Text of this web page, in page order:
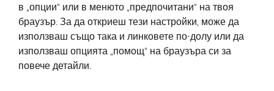
в „опции“ или в менюто „предпочитани“ на твоя
браузър. За да откриеш тези настройки, може да
използваш също така и линковете по-долу или да
използваш опцията „помощ“ на браузъра си за
повече детайли.